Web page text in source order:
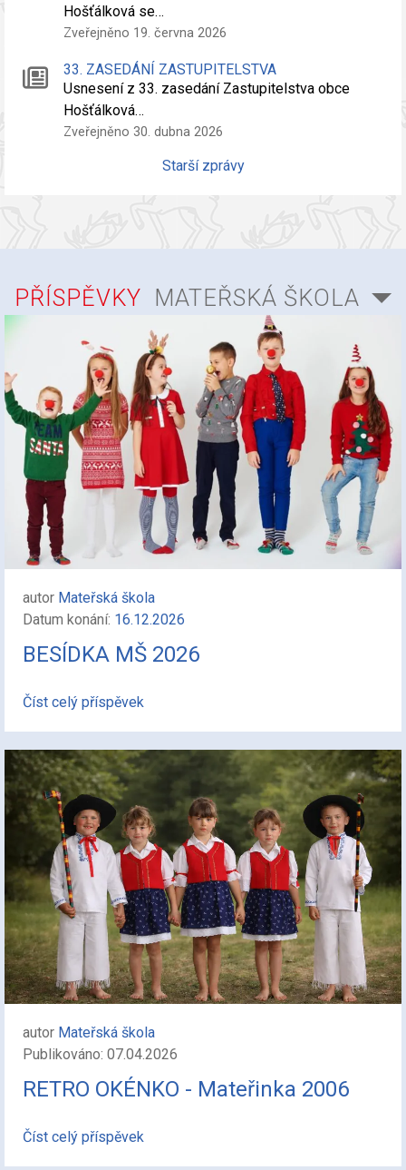
Hošťálková se…
Zveřejněno 19. června 2026
33. ZASEDÁNÍ ZASTUPITELSTVA
Usnesení z 33. zasedání Zastupitelstva obce
Hošťálková…
Zveřejněno 30. dubna 2026
Starší zprávy
PŘÍSPĚVKY MATEŘSKÁ ŠKOLA
autor Mateřská škola
Datum konání: 16.12.2026
BESÍDKA MŠ 2026
Číst celý příspěvek
autor Mateřská škola
Publikováno: 07.04.2026
RETRO OKÉNKO - Mateřinka 2006
Číst celý příspěvek